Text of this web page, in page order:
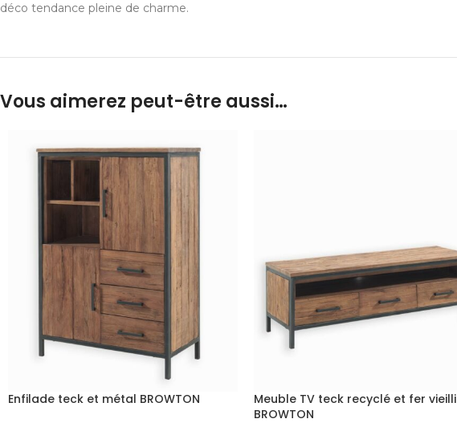
déco tendance pleine de charme.
Vous aimerez peut-être aussi…
Enfilade teck et métal BROWTON
Meuble TV teck recyclé et fer vieilli
BROWTON